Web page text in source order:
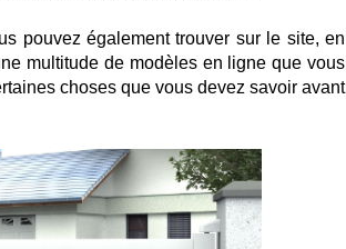
pouvez également trouver sur le site, en
multitude de modèles en ligne que vous
choses que vous devez savoir avant